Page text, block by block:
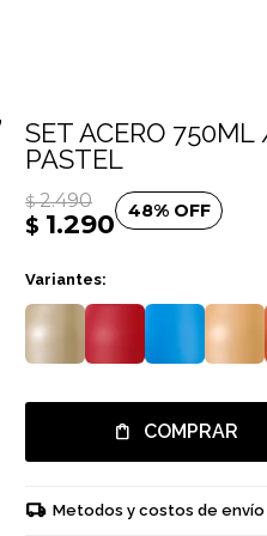
SET ACERO
PASTEL
$ 1.290
$ 2.490 48
Variantes:
COMPRAR
Metodos y costos de envío